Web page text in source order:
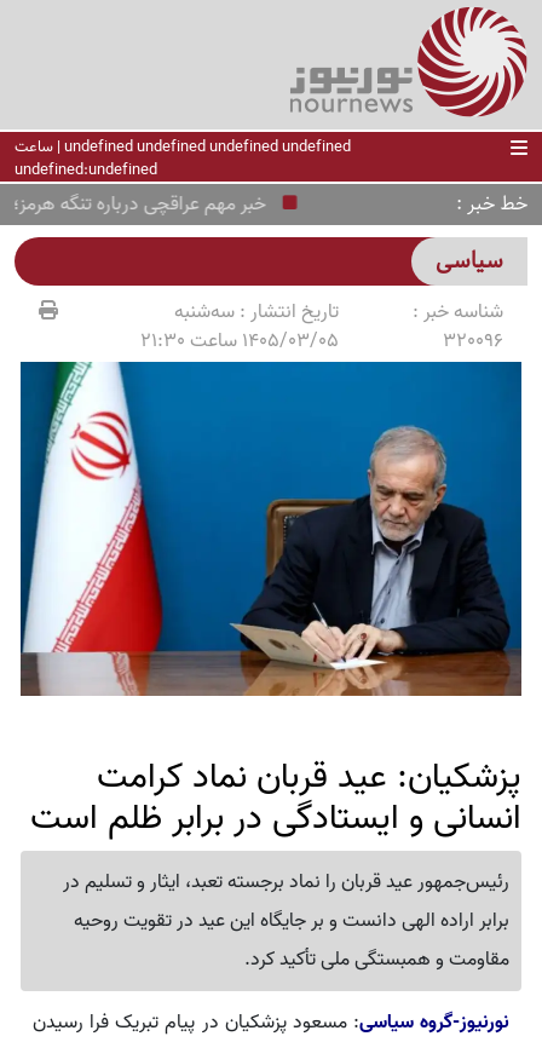
undefined undefined undefined undefined | ساعت
undefined:undefined
خط خبر خبر مهم عراقچی درباره تنگه هرمز؛
سیاسی
شناسه خبر :
320096
تاریخ انتشار :سه‌شنبه
1405/03/05 ساعت 21:30
پزشکیان: عید قربان نماد کرامت
انسانی و ایستادگی در برابر ظلم است
رئیس‌جمهور عید قربان را نماد برجسته تعبد، ایثار و تسلیم در
برابر اراده الهی دانست و بر جایگاه این عید در تقویت روحیه
مقاومت و همبستگی ملی تأکید کرد.
نورنیوز-گروه سیاسی: مسعود پزشکیان در پیام تبریک فرا رسیدن